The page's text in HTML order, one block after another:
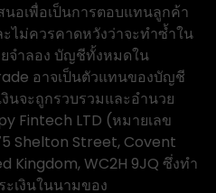
อเพื่อเป็นการตอบแทนลูกค้า
ไม่ควรคาดหวังว่าจะทำซ้ำใน
จำลอง บัญชีทั้งหมดใน
อาจเป็นตัวแทนของบัญชี
นจะถูกรวบรวมและอำนวย
Fintech LTD (หมายเลข
Shelton Street, Covent
Kingdom, WC2H 9JQ ซึ่งทำ
เงินในนามของ